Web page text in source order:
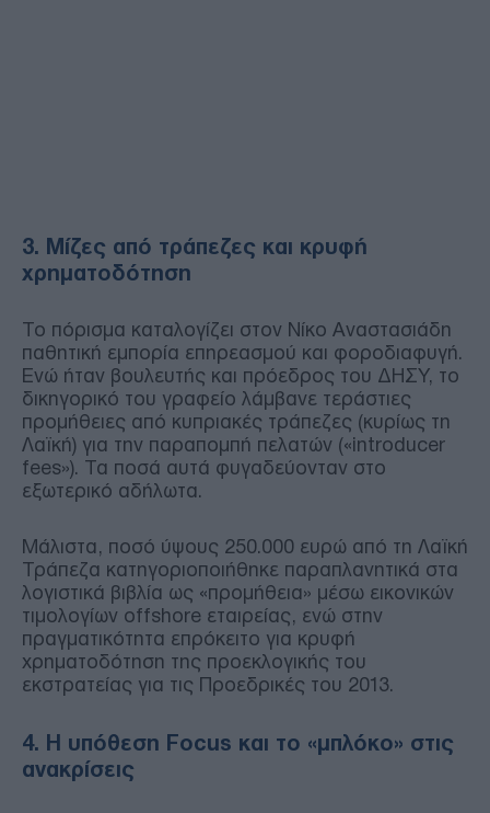
3. Μίζες από τράπεζες και κρυφή
χρηματοδότηση
Το πόρισμα καταλογίζει στον Νίκο Αναστασιάδη
παθητική εμπορία επηρεασμού και φοροδιαφυγή.
Ενώ ήταν βουλευτής και πρόεδρος του ΔΗΣΥ, το
δικηγορικό του γραφείο λάμβανε τεράστιες
προμήθειες από κυπριακές τράπεζες (κυρίως τη
Λαϊκή) για την παραπομπή πελατών («introducer
fees»). Τα ποσά αυτά φυγαδεύονταν στο
εξωτερικό αδήλωτα.
Μάλιστα, ποσό ύψους 250.000 ευρώ από τη Λαϊκή
Τράπεζα κατηγοριοποιήθηκε παραπλανητικά στα
λογιστικά βιβλία ως «προμήθεια» μέσω εικονικών
τιμολογίων offshore εταιρείας, ενώ στην
πραγματικότητα επρόκειτο για κρυφή
χρηματοδότηση της προεκλογικής του
εκστρατείας για τις Προεδρικές του 2013.
4. Η υπόθεση Focus και το «μπλόκο» στις
ανακρίσεις